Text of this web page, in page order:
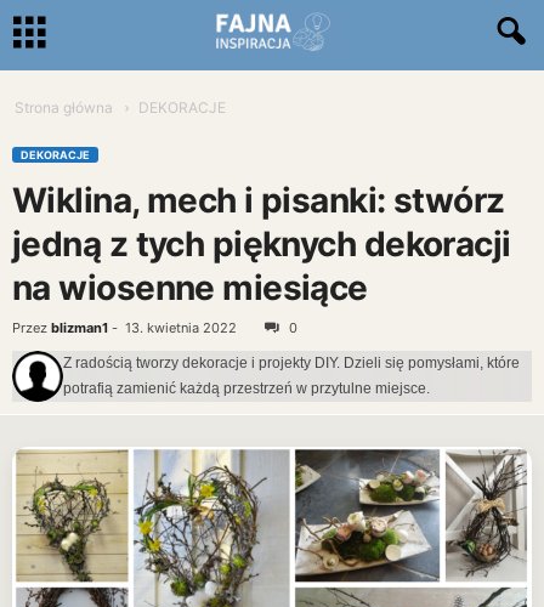
Strona główna DEKORACJE
DEKORACJE
Wiklina, mech i pisanki: stwórz
jedną z tych pięknych dekoracji
na wiosenne miesiące
Przez blizman1 - 13. kwietnia 2022 0
Z radością tworzy dekoracje i projekty DIY. Dzieli się pomysłami, które
potrafią zamienić każdą przestrzeń w przytulne miejsce.